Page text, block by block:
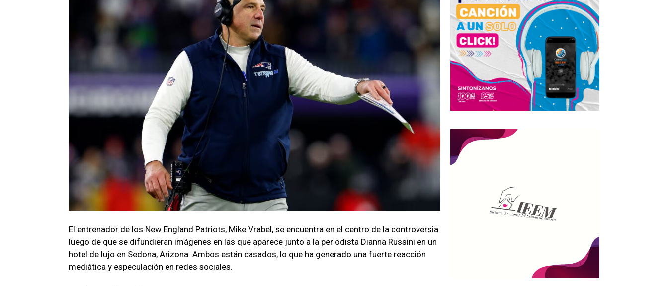
El entrenador de los New England Patriots, Mike Vrabel, se encuentra en el centro de la controversia
luego de que se difundieran imágenes en las que aparece junto a la periodista Dianna Russini en un
hotel de lujo en Sedona, Arizona. Ambos están casados, lo que ha generado una fuerte reacción
mediática y especulación en redes sociales.